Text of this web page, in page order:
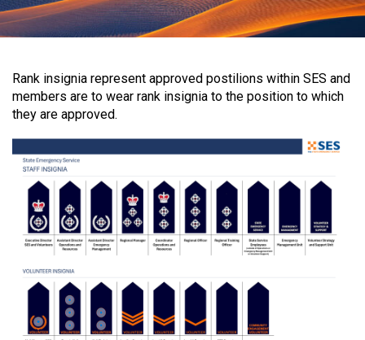
Rank insignia represent approved postilions within SES and
members are to wear rank insignia to the position to which
they are approved.